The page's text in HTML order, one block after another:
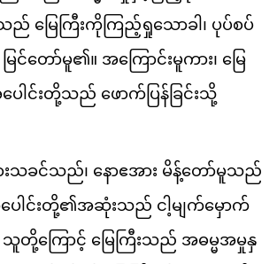
ည မ ကက ကညရသခ ါ၊ ပပစပ
မငတမူ၏။ အကငမကား၊ မ
ပ ငတသည ဖက ပန ခငသ
သခငသည်၊ နဧအ မနတမသည
ပ ငတို့၏​အဆသည င မကမက
သတကင မ ကသည အဓမအမန